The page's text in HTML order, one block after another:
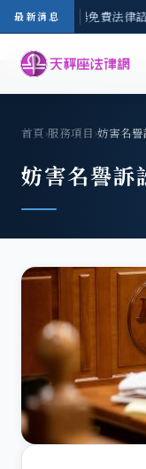
最新消息
-8/3(一) 現場免費法律
首頁›服務項目›妨害名譽
妨害名譽訴